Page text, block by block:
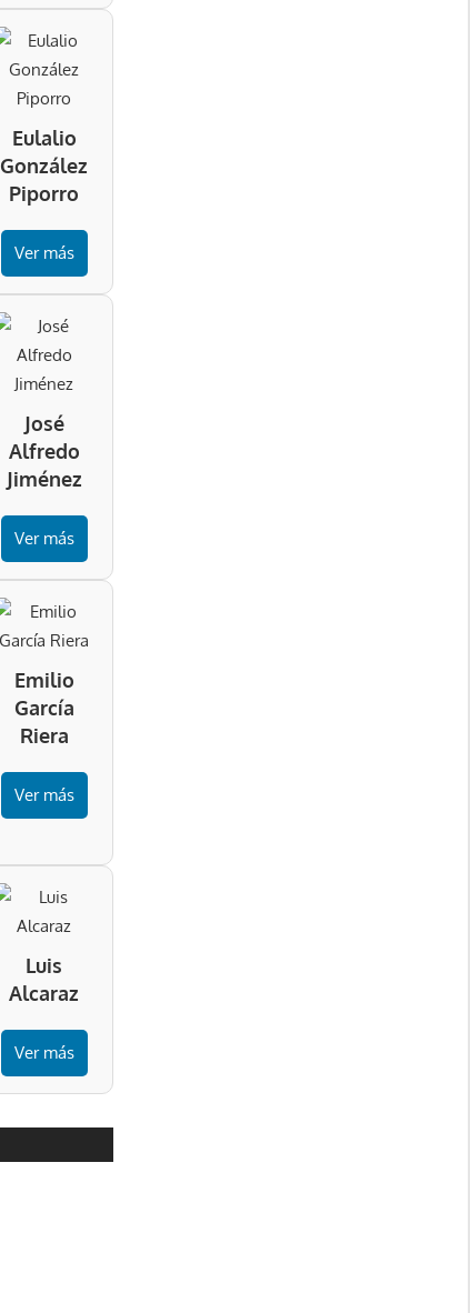
Eulalio
González
Piporro
Ver más
José
Alfredo
Jiménez
Ver más
Emilio
García
Riera
Ver más
Luis
Alcaraz
Ver más